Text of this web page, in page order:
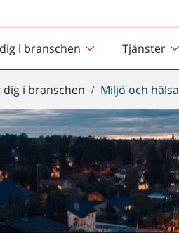
i branschen Tjänster
dig i branschen Miljö och hälsa